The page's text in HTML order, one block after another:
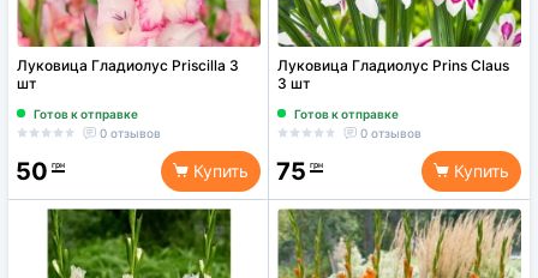
Луковица Гладиолус Priscilla 3
шт
Готов к отправке
0 отзывов
50 грн Купить
Луковица Гладиолус Prins Claus
3 шт
Готов к отправке
0 отзывов
75 грн Купить